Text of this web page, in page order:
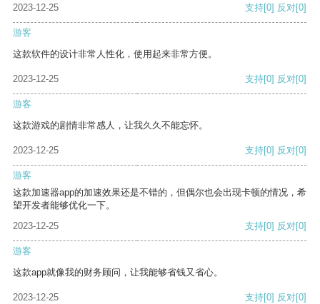
2023-12-25 支持[0] 反对[0]
游客
这款软件的设计非常人性化，使用起来非常方便。
2023-12-25 支持[0] 反对[0]
游客
这款游戏的剧情非常感人，让我久久不能忘怀。
2023-12-25 支持[0] 反对[0]
游客
这款加速器app的加速效果还是不错的，但偶尔也会出现卡顿的情况，希
望开发者能够优化一下。
2023-12-25
支持[0] 反对[0]
游客
这款app就像我的财务顾问，让我能够省钱又省心。
2023-12-25 支持[0] 反对[0]